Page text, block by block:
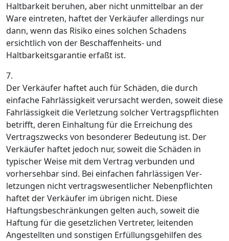
Haltbarkeit beruhen, aber nicht unmittelbar an der
Ware eintreten, haftet der Verkäufer allerdings nur
dann, wenn das Risiko eines solchen Schadens
ersichtlich von der Beschaffenheits- und
Haltbarkeitsgarantie erfaßt ist.
7.
Der Verkäufer haftet auch für Schäden, die durch
einfache Fahrlässigkeit verursacht werden, soweit diese
Fahrlässigkeit die Verletzung solcher Vertragspflichten
betrifft, deren Einhaltung für die Erreichung des
Vertragszwecks von besonderer Bedeutung ist. Der
Verkäufer haftet jedoch nur, soweit die Schäden in
typischer Weise mit dem Vertrag verbunden und
vorhersehbar sind. Bei einfachen fahrlässigen Ver-
letzungen nicht vertragswesentlicher Nebenpflichten
haftet der Verkäufer im übrigen nicht. Diese
Haftungsbeschränkungen gelten auch, soweit die
Haftung für die gesetzlichen Vertreter, leitenden
Angestellten und sonstigen Erfüllungsgehilfen des